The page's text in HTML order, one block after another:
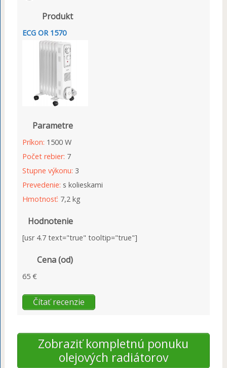
Produkt
ECG OR 1570
Parametre
Príkon: 1500 W
Počet rebier: 7
Stupne výkonu: 3
Prevedenie: s kolieskami
Hmotnosť: 7,2 kg
Hodnotenie
[usr 4.7 text="true" tooltip="true"]
Cena (od)
65 €
Čítať recenzie
Zobraziť kompletnú ponuku
olejových radiátorov